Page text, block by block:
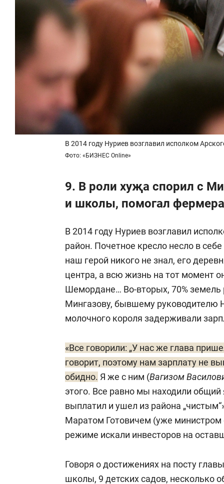
В 2014 году Нуриев возглавил исполком
Фото: «БИЗНЕС Online»
9. В роли хуҗа спорил с
и школы, помогал
В 2014 году Нуриев возглавил
район. Почетное кресло несло в
наш герой никого не знал, его
центра, а всю жизнь на тот момент
Шемордане… Во-вторых, 70% земель
Мингазову, бывшему руководителю
молочного короля задерживали
«Все говорили: „У нас же глава
говорит, поэтому нам зарплату не
обидно. Я же с ним (Вагизом
этого. Все равно мы находили
выплатил и ушел из района
Маратом Готовичем (уже министром
режиме искали инвесторов на
Говоря о достижениях на посту
школы, 9 детских садов, несколько